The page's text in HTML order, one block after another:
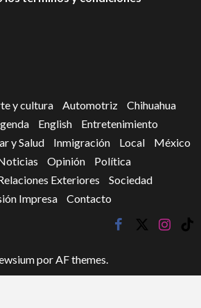
y cultura Automotriz
Chihuahua
English
Entretenimiento
y Salud Inmigración Local
México
Opinión
Política
Exteriores
Sociedad
Impresa
Contacto
facebook
twitter
tik
por AF themes.